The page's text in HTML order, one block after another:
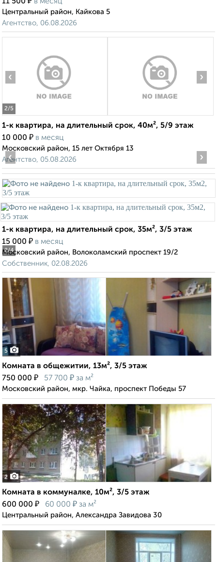
11 500 в месяц
Центральный район, Кайкова 5
Агентство, 06.08.2026
2/5
‹ ›
1-к квартира, на длительный срок, 40м², 5/9 этаж
10 000 ₽ в месяц
Московский район, 15 лет Октября 13
Агентство, 05.08.2026
2/4
‹ ›
1-к квартира, на длительный срок, 35м², 3/5 этаж
15 000 ₽ в месяц
Московский район, Волоколамский проспект 19/2
Собственник, 02.08.2026
5
Комната в общежитии, 13м², 3/5 этаж
750 000 ₽ 57 700 ₽ за м²
Московский район, мкр. Чайка, проспект Победы 57
2
Комната в коммуналке, 10м², 3/5 этаж
600 000 ₽ 60 000 ₽ за м²
Центральный район, Александра Завидова 30